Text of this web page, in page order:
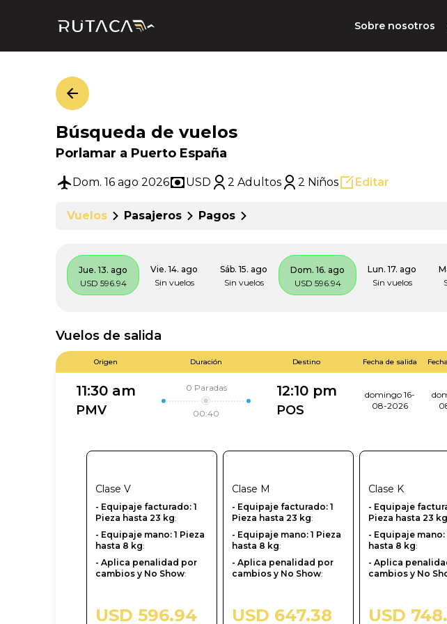
Sobre nosotros
Búsqueda de vuelos
Porlamar a Puerto España
Dom. 16 ago 2026 USD 2 Adultos 2 Niños Editar
Vuelos Pasajeros Pagos
Jue. 13. ago
USD 596.94
Vie. 14. ago
Sin vuelos
Sáb. 15. ago
Sin vuelos
Dom. 16. ago
USD 596.94
Lun. 17. ago
Sin vuelos
Vuelos de salida
Origen Duración Destino Fecha de salida
11:30 am
PMV
0 Paradas
00:40
12:10 pm
POS
domingo 16-
08-2026
Clase V
- ‎Equipaje facturado: 1
Pieza hasta 23 kg:
- Equipaje mano: 1 Pieza
hasta 8 kg:
- Aplica penalidad por
cambios y No Show:
USD 596.94
Clase M
- ‎Equipaje facturado: 1
Pieza hasta 23 kg:
- Equipaje mano: 1 Pieza
hasta 8 kg:
- Aplica penalidad por
cambios y No Show:
USD 647.38
Clase K
- Equipaje
Pieza hasta 23 kg
- Equipaje mano:
hasta 8 kg:
- Aplica
cambios y No
USD